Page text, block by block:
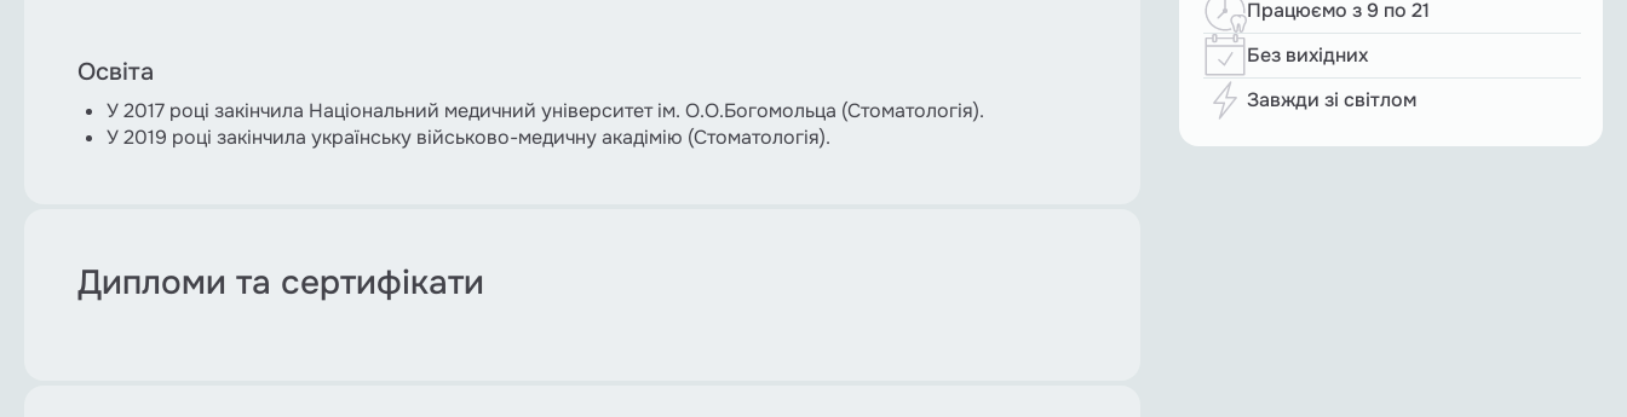
Освіта
У 2017 році закінчила Національний медичний університет ім. О.О.Богомольца (Стоматологія).
У 2019 році закінчила українську військово-медичну акадімію (Стоматологія).
Дипломи та сертифікати
Працюємо з 9 по 21
Без вихідних
Завжди зі світлом